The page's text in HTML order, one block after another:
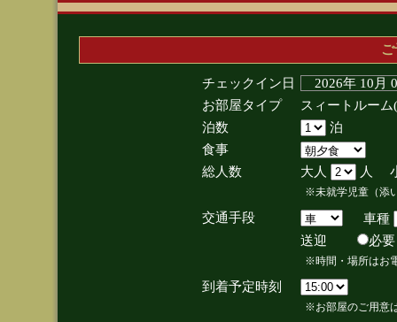
チェックイン日
2026年 10
お部屋タイプ
スィートルー
泊数
泊
食事
総人数
大人 人
※未就学児童（添
交通手段
車種
送迎
※時間・場所はお
到着予定時刻
※お部屋のご用意